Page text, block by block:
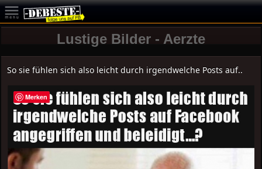
Lustige Bilder - Aerzte
So sie fühlen sich also leicht durch irgendwelche Posts auf..
Merken